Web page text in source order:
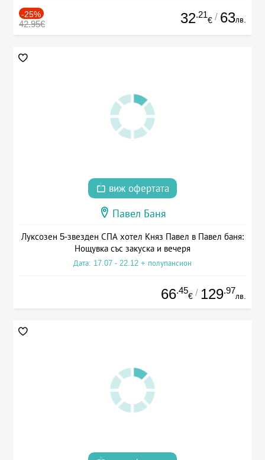
-25%
42.95€ 32.21
€ / 63лв.
виж офертата
Павел Баня
Луксозен 5-звезден СПА хотел Княз Павел в Павел баня:
Нощувка със закуска и вечеря
Дата: 17.07 - 22.12 + полупансион
66.45
€ / 129.97
лв.